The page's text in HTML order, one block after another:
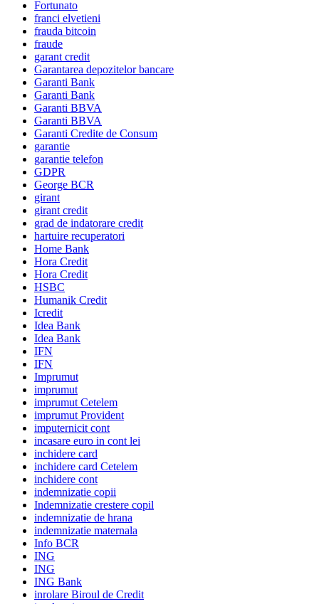
Fortunato
franci elvetieni
frauda bitcoin
fraude
garant credit
Garantarea depozitelor bancare
Garanti Bank
Garanti Bank
Garanti BBVA
Garanti BBVA
Garanti Credite de Consum
garantie
garantie telefon
GDPR
George BCR
girant
girant credit
grad de indatorare credit
hartuire recuperatori
Home Bank
Hora Credit
Hora Credit
HSBC
Humanik Credit
Icredit
Idea Bank
Idea Bank
IFN
IFN
Imprumut
imprumut
imprumut Cetelem
imprumut Provident
imputernicit cont
incasare euro in cont lei
inchidere card
inchidere card Cetelem
inchidere cont
indemnizatie copii
Indemnizatie crestere copil
indemnizatie de hrana
indemnizatie maternala
Info BCR
ING
ING
ING Bank
inrolare Biroul de Credit